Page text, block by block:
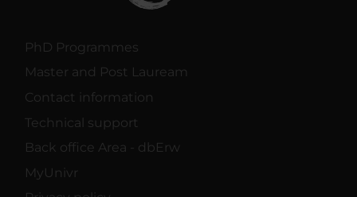
PhD Programmes
Master and Post Lauream
Contact information
Technical support
Back office Area - dbErw
MyUnivr